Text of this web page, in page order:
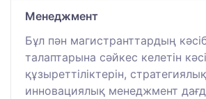
Менеджмент
Бұл пән магистранттардың
талаптарына сәйкес келетін
құзыреттіліктерін,
инновациялық менеджмент